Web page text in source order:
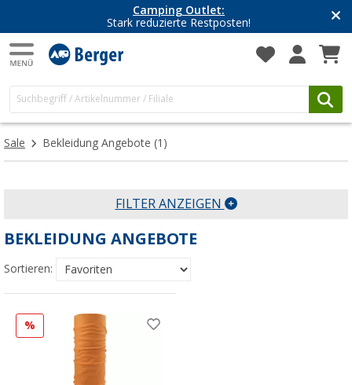
Camping Outlet:
Stark reduzierte Restposten!
Sale Bekleidung Angebote (1)
FILTER ANZEIGEN
BEKLEIDUNG ANGEBOTE
Sortieren:
%